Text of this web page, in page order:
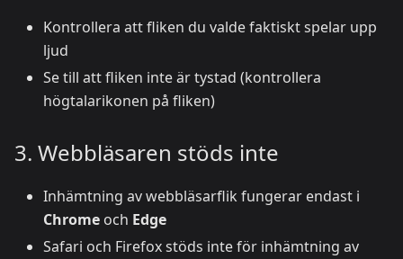
Kontrollera att fliken du valde faktiskt spelar upp
ljud
Se till att fliken inte är tystad (kontrollera
högtalarikonen på fliken)
3. Webbläsaren stöds inte
Inhämtning av webbläsarflik fungerar endast i
Chrome och Edge
Safari och Firefox stöds inte för inhämtning av